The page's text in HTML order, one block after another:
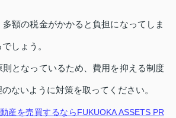
額の税金がかかると負担になってしま
しょう。
となっているため、費用を抑える制度
ないように対策を取ってください。
産を売買するならFUKUOKA ASSETS PR